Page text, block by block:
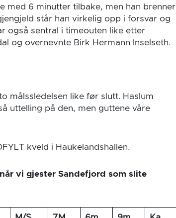
med 6 minutter tilbake, men han brenner
står han virkelig opp i forsvar og
også sentral i timeouten like etter
og overnevnte Birk Hermann Inselseth.
målssledelsen like før slutt. Haslum
uttelling på den, men guttene våre
kveld i Haukelandshallen.
vi gjester Sandefjord som slite